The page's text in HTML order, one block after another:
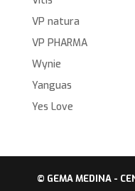
VP natura
VP PHARMA
Wynie
Yanguas
Yes Love
© GEMA MEDINA -